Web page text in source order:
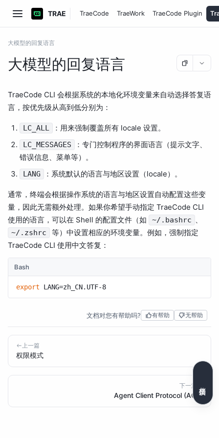
TRAE TraeCode TraeWork TraeCode Plugin
大模型的回复语言
大模型的回复语言
TraeCode CLI 会根据系统的本地化环境变量来自动选择答复语
言，按优先级从高到低分别为：
LC_ALL ：用来强制覆盖所有 locale 设置。
LC_MESSAGES
：专门控制程序的界面语言（提示文字、
错误信息、菜单等）。
LANG ：系统默认的语言与地区设置（locale）。
通常，终端会根据操作系统的语言与地区设置自动配置这些变
量，因此无需额外处理。如果你希望手动指定 TraeCode CLI
使用的语言，可以在 Shell 的配置文件（如
~/.bashrc 、
~/.zshrc
等）中设置相应的环境变量。例如，强制指定
TraeCode CLI 使用中文答复：
Bash
export
文档对您有帮助吗? 有帮助 无帮助
上一篇
权限模式
下一篇
Agent Client Protocol (ACP)